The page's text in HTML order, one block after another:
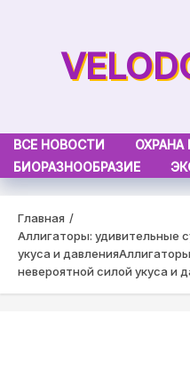
ВСЕ НОВОСТИ
БИОРАЗНООБРАЗИЕ
Главная
Аллигаторы: удивительные
укуса и давления
невероятной силой укуса и